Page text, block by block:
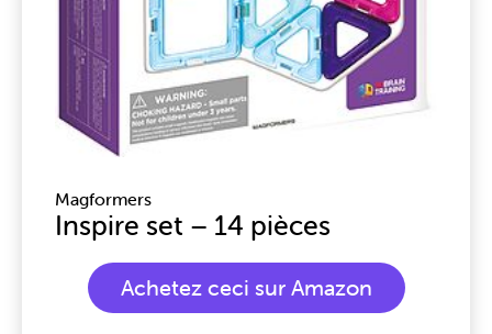
Magformers
Inspire set – 14 pièces
Achetez ceci sur Amazon